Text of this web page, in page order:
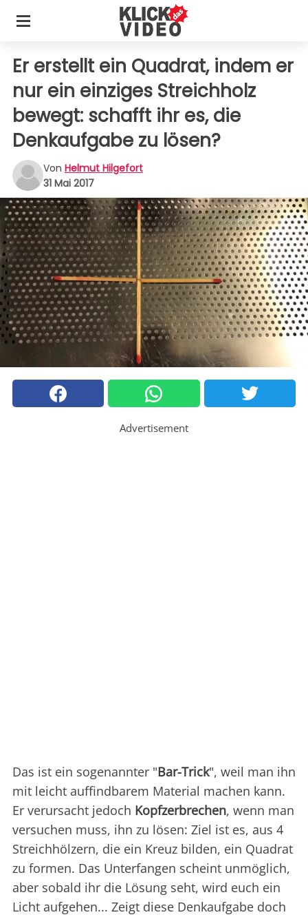
Er erstellt ein Quadrat, indem er
nur ein einziges Streichholz
bewegt: schafft ihr es, die
Denkaufgabe zu lösen?
Von Helmut Hilgefort
31 Mai 2017
Advertisement
Das ist ein sogenannter "Bar-Trick", weil man ihn
mit leicht auffindbarem Material machen kann.
Er verursacht jedoch Kopfzerbrechen, wenn man
versuchen muss, ihn zu lösen: Ziel ist es, aus 4
Streichhölzern, die ein Kreuz bilden, ein Quadrat
zu formen. Das Unterfangen scheint unmöglich,
aber sobald ihr die Lösung seht, wird euch ein
Licht aufgehen... Zeigt diese Denkaufgabe doch